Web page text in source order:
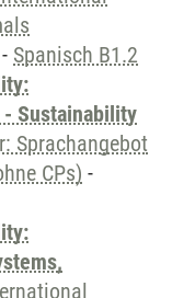
- Spanisch B1.2
Sustainability
Sprachangebot
CPs) -